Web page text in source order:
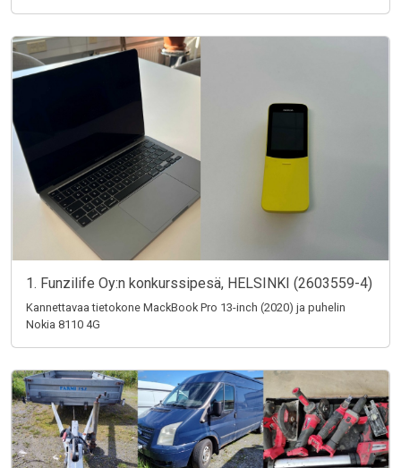
1. Funzilife Oy:n konkurssipesä, HELSINKI (2603559-4)
Kannettavaa tietokone MackBook Pro 13-inch (2020) ja puhelin
Nokia 8110 4G